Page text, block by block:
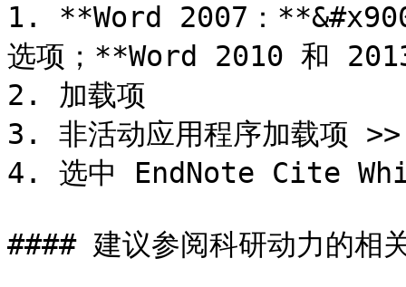
1. **Word 2007：
选项；**Word 2010 和
2. 加载项
3. 非活动应用程序加载项
4. 选中 EndNote Cite
#### 建议参阅科研动力的相